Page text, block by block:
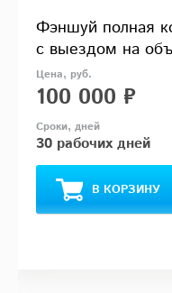
Фэншуй полная
с выездом на
100 000 ₽
30 рабочих дней
В КОРЗИНУ